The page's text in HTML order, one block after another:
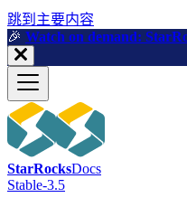
跳到主要内容
🎉️ Watch on demand:
StarRocksDocs
Stable-3.5